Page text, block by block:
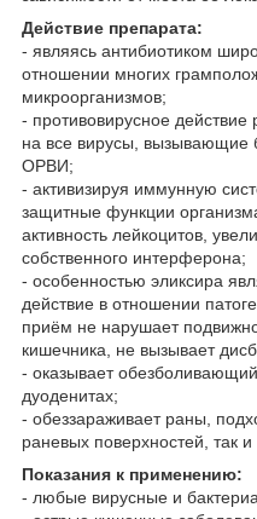
Действие препарата:
- являясь антибиотиком
отношении многих
микроорганизмов;
- противовирусное действие
на все вирусы, вызывающие
ОРВИ;
- активизируя иммунную
защитные функции
активность лейкоцитов,
собственного интерферона;
- особенностью эликсира
действие в отношении
приём не нарушает
кишечника, не вызывает
- оказывает
дуоденитах;
- обеззараживает раны,
раневых поверхностей, так и
Показания к применению:
- любые вирусные и